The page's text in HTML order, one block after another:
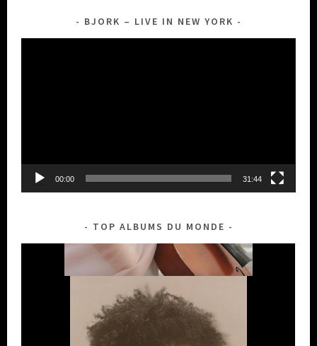
BJORK – LIVE IN NEW YORK
00:00 31:44
TOP ALBUMS DU MONDE